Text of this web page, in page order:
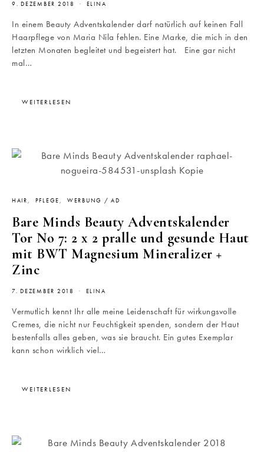
9. DEZEMBER 2018 ELINA
In einem Beauty Adventskalender darf natürlich auf keinen Fall
Haarpflege von Maria Nila fehlen. Eine Marke, die mich in den
letzten Monaten begleitet und begeistert hat. Eine gar nicht
mal…
WEITERLESEN
HAIR PFLEGE WERBUNG / AD
Bare Minds Beauty Adventskalender
Tor No 7: 2 x 2 pralle und gesunde Haut
mit BWT Magnesium Mineralizer +
Zinc
7. DEZEMBER 2018 ELINA
Vermutlich kennt Ihr alle meine Leidenschaft für wirkungsvolle
Cremes, die nicht nur Feuchtigkeit spenden, sondern der Haut
bestenfalls alles geben, was sie braucht. Ein gutes Exemplar
kann schon wirklich viel…
WEITERLESEN